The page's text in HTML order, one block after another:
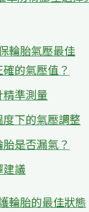
輪胎氣壓最佳
的氣壓值？
準測量
下的氣壓調整
是否漏氣？
建議
輪胎的最佳狀態